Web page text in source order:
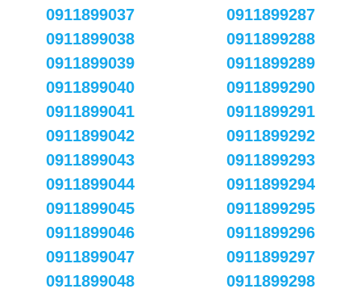
0911899037
0911899038
0911899039
0911899040
0911899041
0911899042
0911899043
0911899044
0911899045
0911899046
0911899047
0911899048
0911899287
0911899288
0911899289
0911899290
0911899291
0911899292
0911899293
0911899294
0911899295
0911899296
0911899297
0911899298